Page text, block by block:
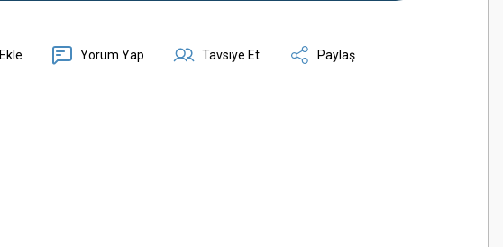
Yorum Yap Tavsiye Et Paylaş